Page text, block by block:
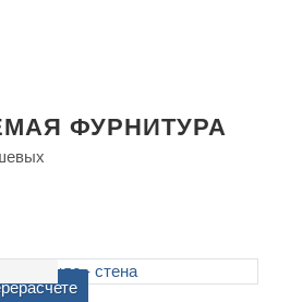
ФУРНИТУРА